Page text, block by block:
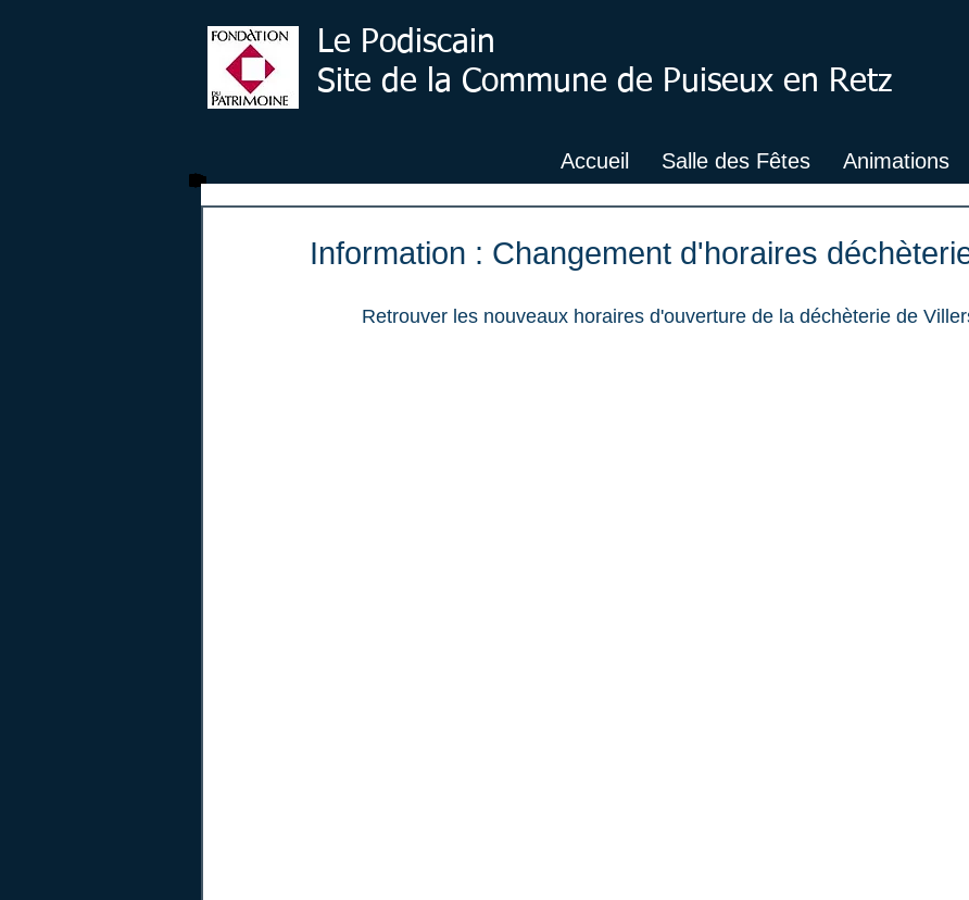
Le Podiscain
Site de la Commune de Puiseux en Retz
Accueil Salle des Fêtes Animations
Information : Changement d'horaires
Retrouver les nouveaux horaires d'ouverture de la déchèterie de